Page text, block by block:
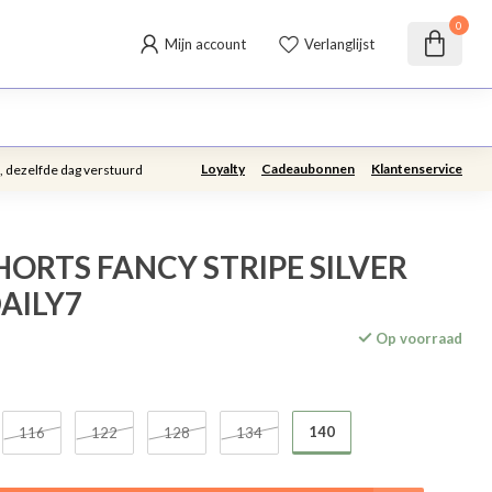
Mijn account Verlanglijst
0
dezelfde dag verstuurd Loyalty Cadeaubonnen Klantenservice
FANCY STRIPE SILVER
Op voorraad
116 122 128 134 140